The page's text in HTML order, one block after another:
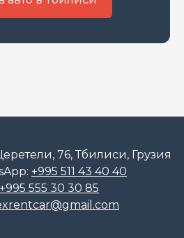
76, Тбилиси, Грузия
+995 511 43 40 40
+995 555 30 30 85